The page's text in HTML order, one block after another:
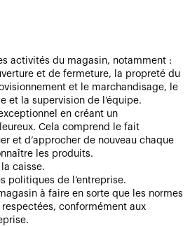
activités du magasin, notamment :
et de fermeture, la propreté du
et le marchandisage, le
et la supervision de l’équipe.
en créant un
Cela comprend le fait
et d’approcher de nouveau chaque
les produits.
caisse.
politiques de l’entreprise.
à faire en sorte que les normes
respectées, conformément aux